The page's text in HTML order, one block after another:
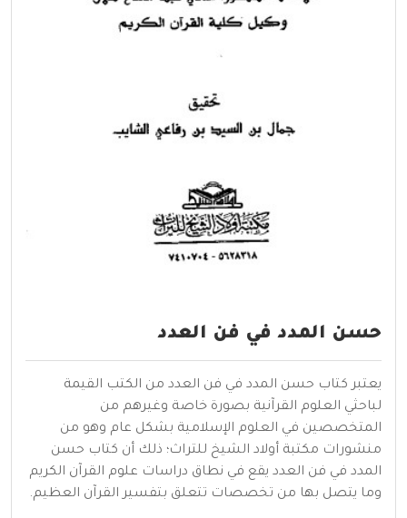
حسن المدد في فن العدد
يعتبر كتاب حسن المدد في فن العدد من الكتب القيمة
لباحثي العلوم القرآنية بصورة خاصة وغيرهم من
المتخصصين في العلوم الإسلامية بشكل عام وهو من
منشورات مكتبة أولاد الشيخ للتراث؛ ذلك أن كتاب حسن
المدد في فن العدد يقع في نطاق دراسات علوم القرآن الكريم
وما يتصل بها من تخصصات تتعلق بتفسير القرآن العظيم.